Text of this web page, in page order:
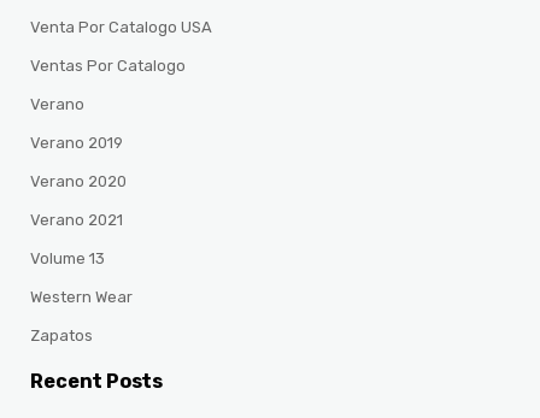
Venta Por Catalogo USA
Ventas Por Catalogo
Verano
Verano 2019
Verano 2020
Verano 2021
Volume 13
Western Wear
Zapatos
Recent Posts